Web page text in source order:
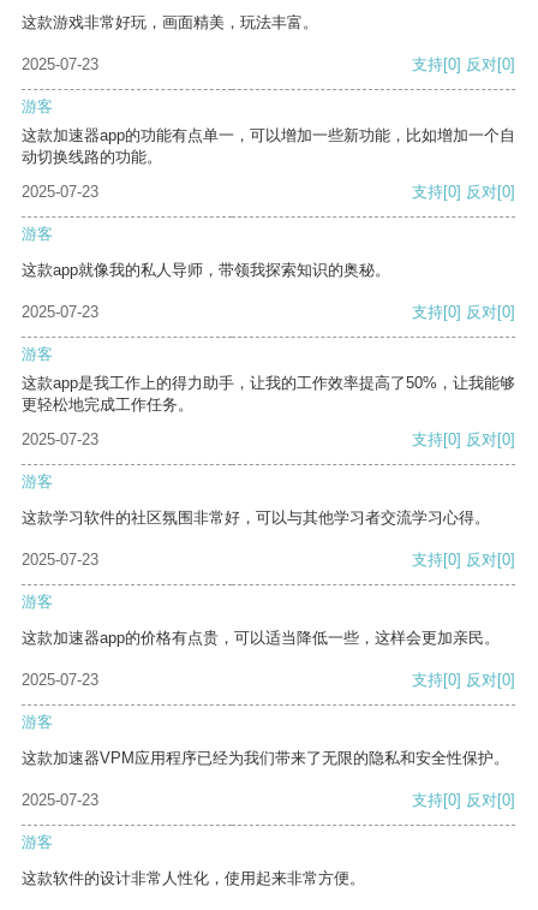
这款游戏非常好玩，画面精美，玩法丰富。
2025-07-23 支持[0] 反对[0]
游客
这款加速器app的功能有点单一，可以增加一些新功能，比如增加一个自
动切换线路的功能。
2025-07-23
支持[0] 反对[0]
游客
这款app就像我的私人导师，带领我探索知识的奥秘。
2025-07-23 支持[0] 反对[0]
游客
这款app是我工作上的得力助手，让我的工作效率提高了50%，让我能够
更轻松地完成工作任务。
2025-07-23
支持[0] 反对[0]
游客
这款学习软件的社区氛围非常好，可以与其他学习者交流学习心得。
2025-07-23 支持[0] 反对[0]
游客
这款加速器app的价格有点贵，可以适当降低一些，这样会更加亲民。
2025-07-23 支持[0] 反对[0]
游客
这款加速器VPM应用程序已经为我们带来了无限的隐私和安全性保护。
2025-07-23 支持[0] 反对[0]
游客
这款软件的设计非常人性化，使用起来非常方便。